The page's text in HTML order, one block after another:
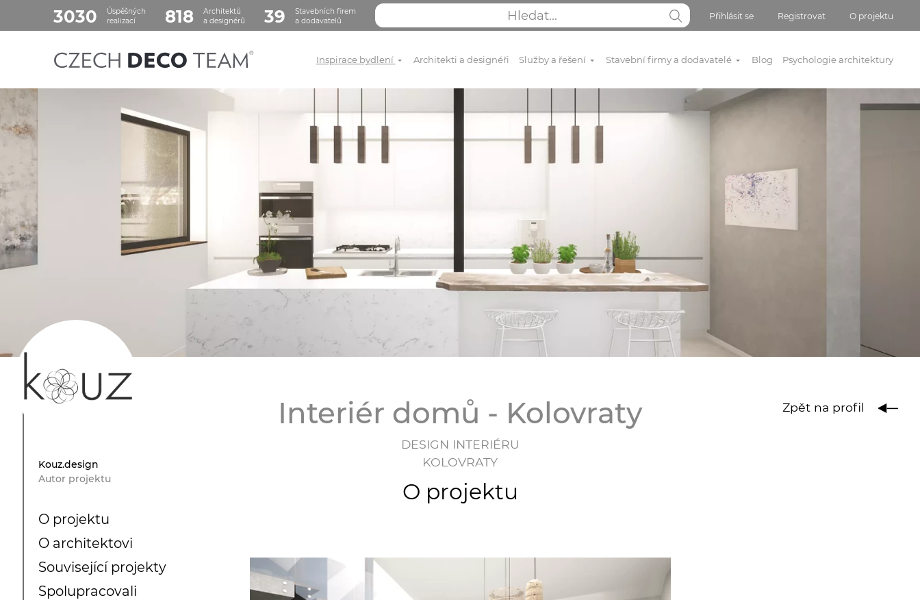
3030
Úspěšných
realizací
818
Architektů
a designérů
39
Stavebních firem
a dodavatelů
Přihlásit se Registrovat O projektu
Inspirace bydlení Architekti a designéři Služby a řešení Stavební firmy a dodavatelé Blog Psychologie architektury
Kouz.design
Autor projektu
O projektu
O architektovi
Související projekty
Spolupracovali
Interiér domů - Kolovraty
DESIGN INTERIÉRU
KOLOVRATY
O projektu
Zpět na profil